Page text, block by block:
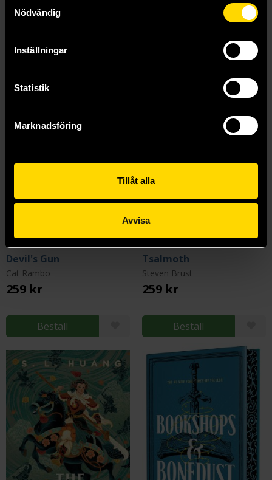
Nödvändig
Inställningar
Statistik
Marknadsföring
Tillåt alla
Avvisa
Devil's Gun
Cat Rambo
259 kr
Beställ
Tsalmoth
Steven Brust
259 kr
Beställ